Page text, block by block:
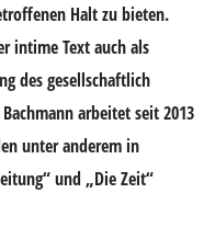
Halt zu bieten.
intime Text auch als
des gesellschaftlich
arbeitet seit 2013
unter anderem in
und „Die Zeit“